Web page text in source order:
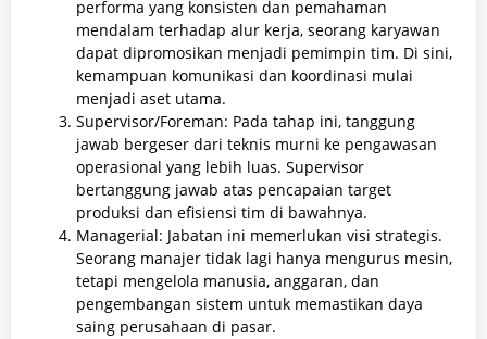
performa yang konsisten dan pemahaman
mendalam terhadap alur kerja, seorang karyawan
dapat dipromosikan menjadi pemimpin tim. Di sini,
kemampuan komunikasi dan koordinasi mulai
menjadi aset utama.
Supervisor/Foreman: Pada tahap ini, tanggung
jawab bergeser dari teknis murni ke pengawasan
operasional yang lebih luas. Supervisor
bertanggung jawab atas pencapaian target
produksi dan efisiensi tim di bawahnya.
Managerial: Jabatan ini memerlukan visi strategis.
Seorang manajer tidak lagi hanya mengurus mesin,
tetapi mengelola manusia, anggaran, dan
pengembangan sistem untuk memastikan daya
saing perusahaan di pasar.